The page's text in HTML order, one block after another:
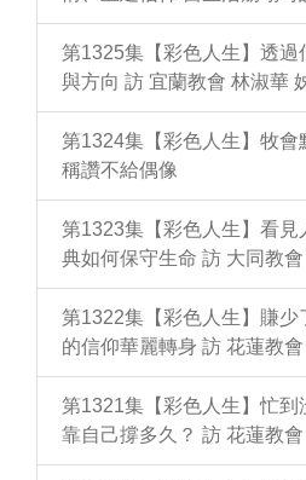
第1325集【彩色人生】透過
與方向 訪 宜蘭教會 林淑華
第1324集【彩色人生】牧會
稱讚不給偶像
第1323集【彩色人生】看見
典如何保守生命 訪 大同教
第1322集【彩色人生】賺少
的信仰華麗轉身 訪 花蓮教
第1321集【彩色人生】忙到
靠自己撐多久？ 訪 花蓮教